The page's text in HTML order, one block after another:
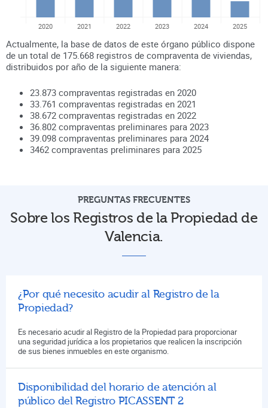
2020 2021 2022 2023 2024 2025
Actualmente, la base de datos de este órgano público dispone
de un total de 175.668 registros de compraventa de viviendas,
distribuidos por año de la siguiente manera:
23.873 compraventas registradas en 2020
33.761 compraventas registradas en 2021
38.672 compraventas registradas en 2022
36.802 compraventas preliminares para 2023
39.098 compraventas preliminares para 2024
3462 compraventas preliminares para 2025
PREGUNTAS FRECUENTES
Sobre los Registros de la Propiedad de
Valencia.
¿Por qué necesito acudir al Registro de la
Propiedad?
Es necesario acudir al Registro de la Propiedad para proporcionar
una seguridad jurídica a los propietarios que realicen la inscripción
de sus bienes inmuebles en este organismo.
Disponibilidad del horario de atención al
público del Registro PICASSENT 2